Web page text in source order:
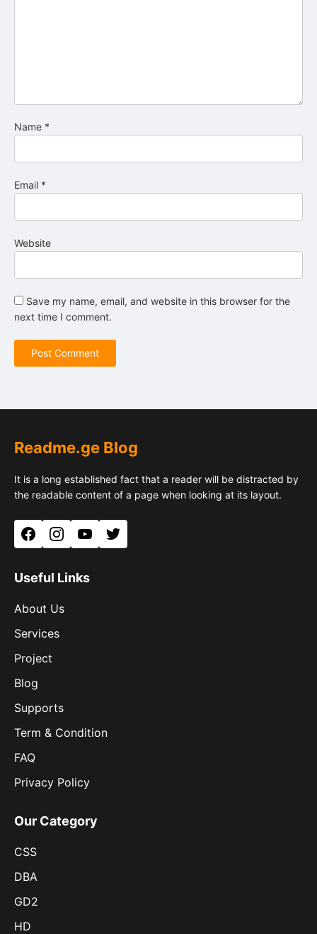
Name *
Email *
Website
Save my name, email, and website in this browser for the
next time I comment.
Readme.ge Blog
It is a long established fact that a reader will be distracted by
the readable content of a page when looking at its layout.
FacebookInstagramYouTubeTwitter
Useful Links
About Us
Services
Project
Blog
Supports
Term & Condition
FAQ
Privacy Policy
Our Category
CSS
DBA
GD2
HD